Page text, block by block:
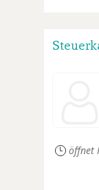
öffnet